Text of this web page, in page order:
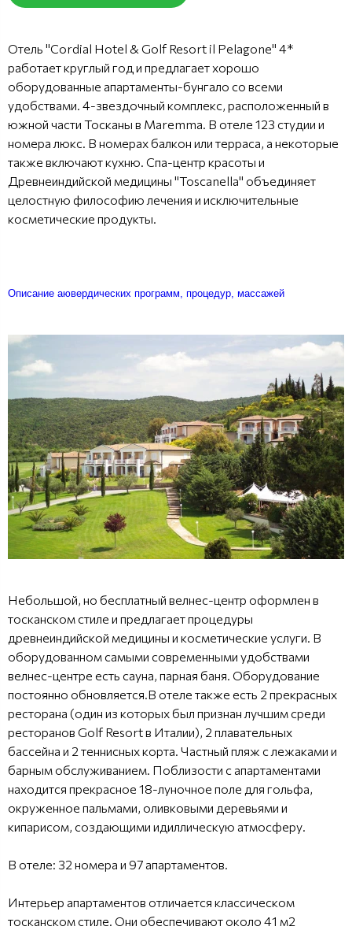
Отель "Cordial Hotel & Golf Resort il Pelagone" 4*
работает круглый год и предлагает хорошо
оборудованные апартаменты-бунгало со всеми
удобствами. 4-звездочный комплекс, расположенный в
южной части Тосканы в Maremma. В отеле 123 студии и
номера люкс. В номерах балкон или терраса, а некоторые
также включают кухню. Спа-центр красоты и
Древнеиндийской медицины "Toscanella" объединяет
целостную философию лечения и исключительные
косметические продукты.
Описание аювердических программ, процедур, массажей
Небольшой, но бесплатный велнес-центр оформлен в
тосканском стиле и предлагает процедуры
древнеиндийской медицины и косметические услуги. В
оборудованном самыми современными удобствами
велнес-центре есть сауна, парная баня. Оборудование
постоянно обновляется.В отеле также есть 2 прекрасных
ресторана (один из которых был признан лучшим среди
ресторанов Golf Resort в Италии), 2 плавательных
бассейна и 2 теннисных корта. Частный пляж с лежаками и
барным обслуживанием. Поблизости с апартаментами
находится прекрасное 18-луночное поле для гольфа,
окруженное пальмами, оливковыми деревьями и
кипарисом, создающими идиллическую атмосферу.
В отеле: 32 номера и 97 апартаментов.
Интерьер апартаментов отличается классическом
тосканском стиле. Они обеспечивают около 41 м2